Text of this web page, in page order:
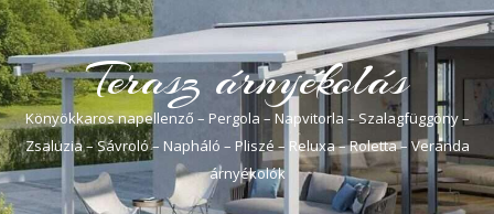
Terasz árnyékolás
Könyökkaros napellenző – Pergola – Napvitorla – Szalagfüggöny –
Zsaluzia – Sávroló – Napháló – Pliszé – Reluxa – Roletta – Veranda
árnyékolók